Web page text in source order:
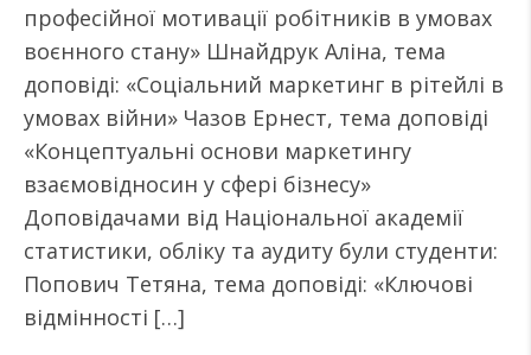
професійної мотивації робітників в умовах
воєнного стану» Шнайдрук Аліна, тема
доповіді: «Соціальний маркетинг в рітейлі в
умовах війни» Чазов Ернест, тема доповіді
«Концептуальні основи маркетингу
взаємовідносин у сфері бізнесу»
Доповідачами від Національної академії
статистики, обліку та аудиту були студенти:
Попович Тетяна, тема доповіді: «Ключові
відмінності […]